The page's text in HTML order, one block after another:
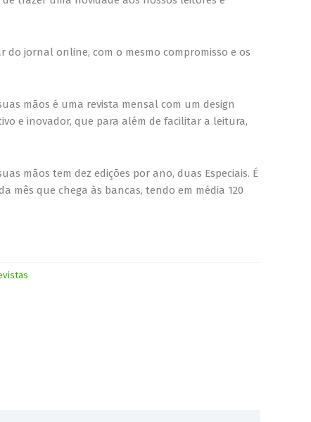
do jornal online, com o mesmo compromisso e os
mãos é uma revista mensal com um design
e inovador, que para além de facilitar a leitura,
mãos tem dez edições por ano, duas Especiais. É
mês que chega às bancas, tendo em média 120